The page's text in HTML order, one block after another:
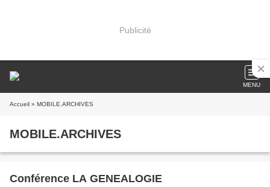
Publicité
MENU
Accueil » MOBILE.ARCHIVES
MOBILE.ARCHIVES
Conférence LA GENEALOGIE